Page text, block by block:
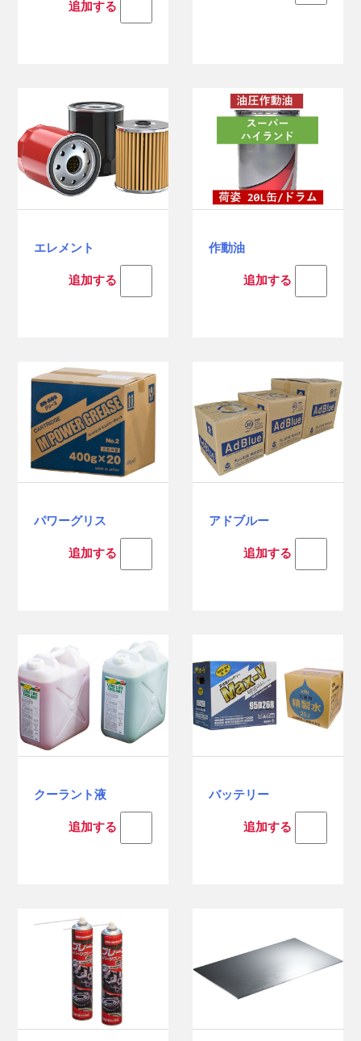
追加する
エレメント
追加する
作動油
追加する
パワーグリス
追加する
アドブルー
追加する
クーラント液
追加する
バッテリー
追加する